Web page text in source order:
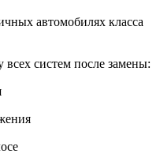
автомобилях класса
систем после замены: